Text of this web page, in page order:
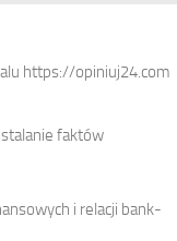
https://opiniuj24.com
faktów
i relacji bank-